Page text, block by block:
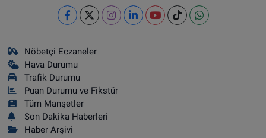
Nöbetçi Eczaneler
Hava Durumu
Trafik Durumu
Puan Durumu ve Fikstür
Tüm Manşetler
Son Dakika Haberleri
Haber Arşivi